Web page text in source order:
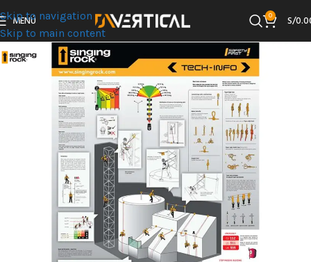
Skip to navigation
Skip to main content
MENÚ 0 S/